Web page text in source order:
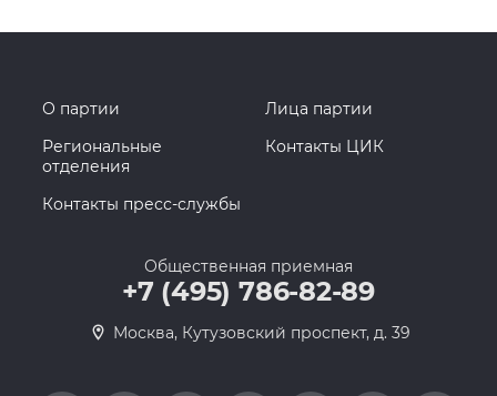
О партии
Лица партии
Региональные
отделения
Контакты ЦИК
Контакты пресс-службы
Общественная приемная
+7 (495) 786-82-89
Москва, Кутузовский проспект, д. 39